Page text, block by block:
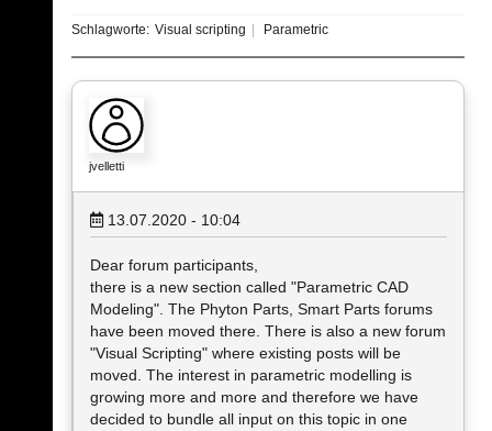
Schlagworte: Visual scripting Parametric
jvelletti
13.07.2020 - 10:04
Dear forum participants,
there is a new section called "Parametric CAD
Modeling". The Phyton Parts, Smart Parts forums
have been moved there. There is also a new forum
"Visual Scripting" where existing posts will be
moved. The interest in parametric modelling is
growing more and more and therefore we have
decided to bundle all input on this topic in one